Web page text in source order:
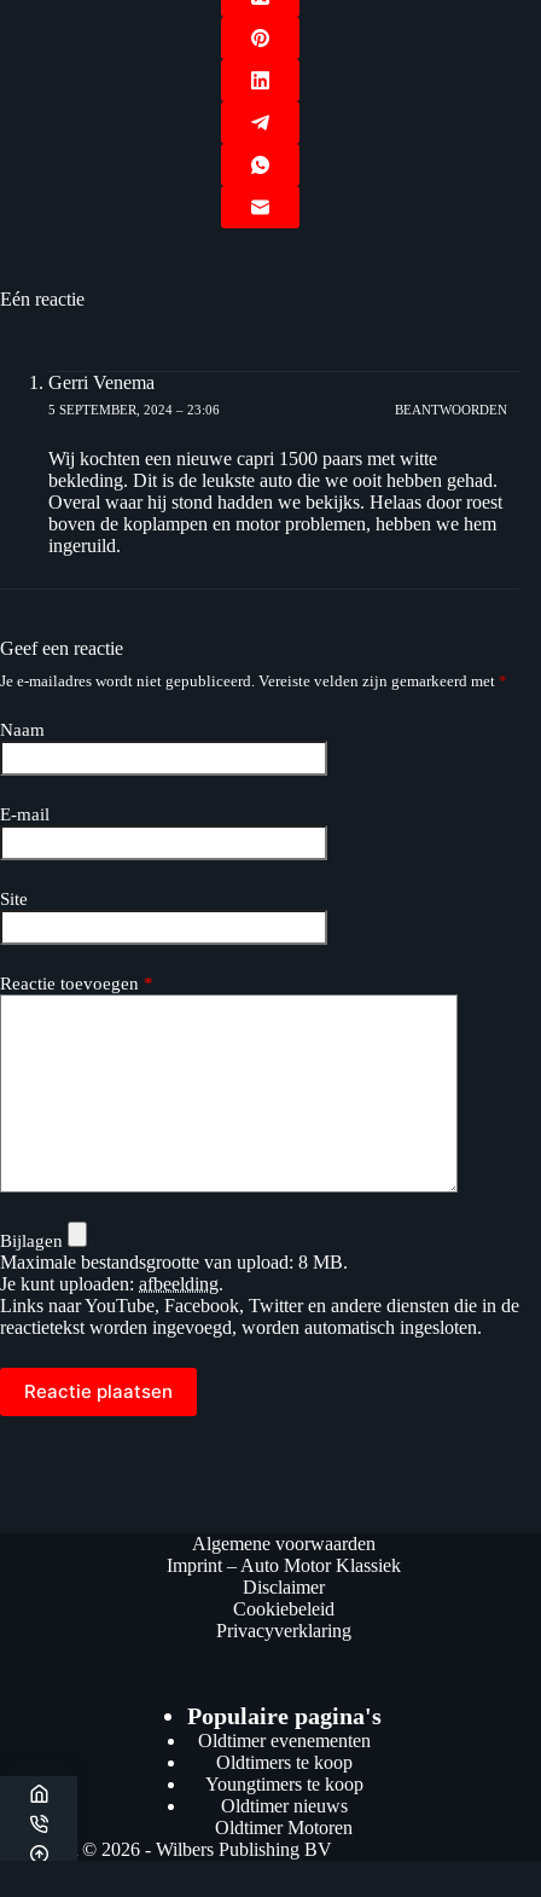
Eén reactie
Gerri Venema
5 SEPTEMBER, 2024 – 23:06 BEANTWOORDEN
Wij kochten een nieuwe capri 1500 paars met witte
bekleding. Dit is de leukste auto die we ooit hebben gehad.
Overal waar hij stond hadden we bekijks. Helaas door roest
boven de koplampen en motor problemen, hebben we hem
ingeruild.
Geef een reactie
Je e-mailadres wordt niet gepubliceerd. Vereiste velden zijn gemarkeerd met *
Naam
E-mail
Site
Reactie toevoegen *
Bijlagen
Maximale bestandsgrootte van upload: 8 MB.
Je kunt uploaden: afbeelding.
Links naar YouTube, Facebook, Twitter en andere diensten die in de
reactietekst worden ingevoegd, worden automatisch ingesloten.
Reactie plaatsen
Algemene voorwaarden
Imprint – Auto Motor Klassiek
Disclaimer
Cookiebeleid
Privacyverklaring
Populaire pagina's
Oldtimer evenementen
Oldtimers te koop
Youngtimers te koop
Oldtimer nieuws
Oldtimer Motoren
Copyright © 2026 - Wilbers Publishing BV